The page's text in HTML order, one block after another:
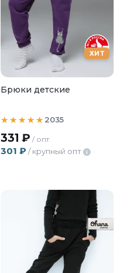
ХИТ
Брюки детские
2035
331 ₽ / опт
301 ₽ / крупный опт i